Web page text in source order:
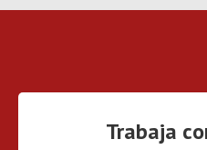
Trabaja